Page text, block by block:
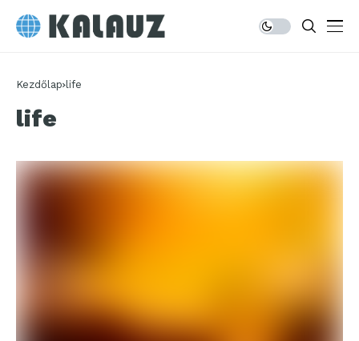
Kezdőlap life
life